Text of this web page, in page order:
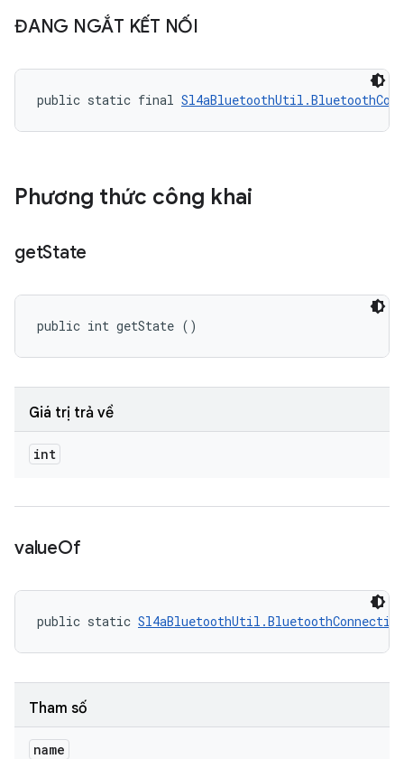
ĐANG NGẮT KẾT NỐI
public static final
Phương thức công khai
getState
public int getState ()
Giá trị trả về
int
valueOf
public static
Tham số
name